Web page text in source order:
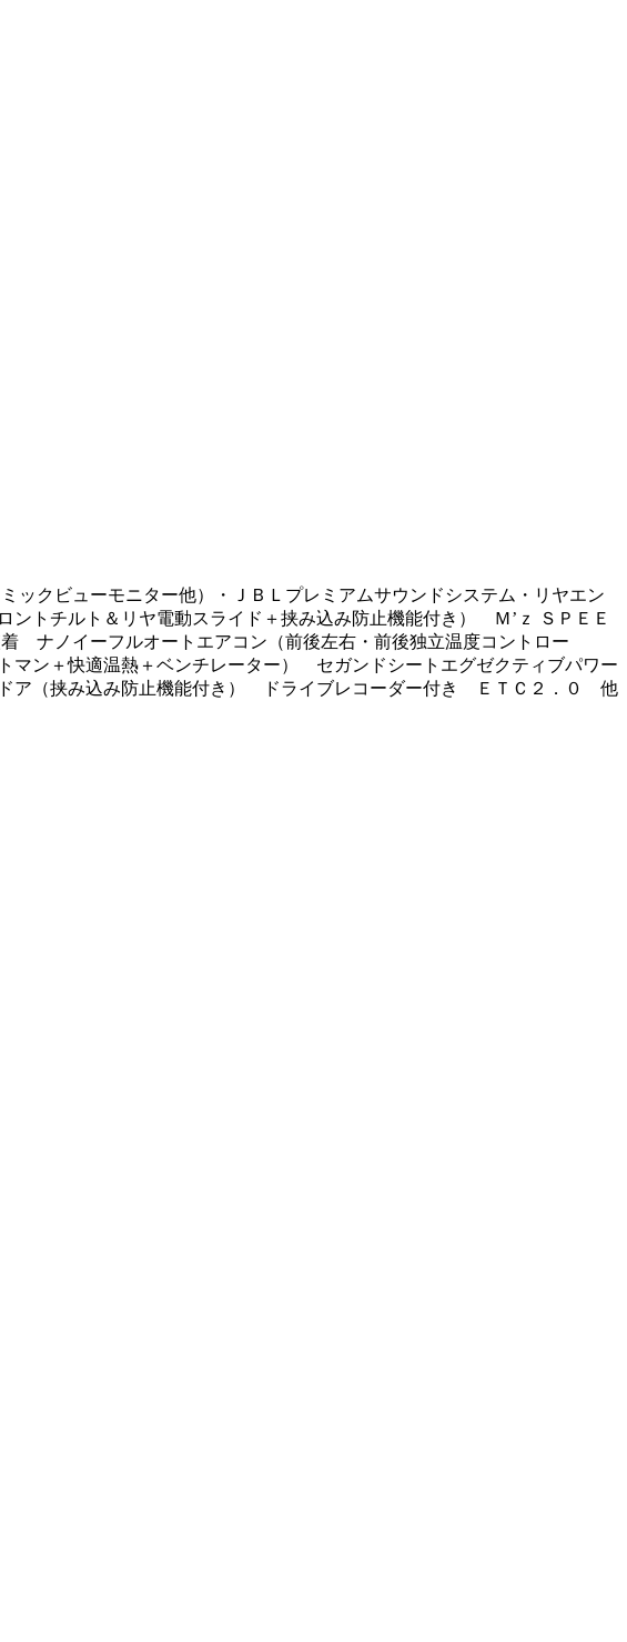
ックビューモニター他）・ＪＢＬプレミアムサウンドシステム・リヤエン
トチルト＆リヤ電動スライド＋挟み込み防止機能付き） Ｍ’ｚ ＳＰＥＥ
ナノイーフルオートエアコン（前後左右・前後独立温度コントロー
ン＋快適温熱＋ベンチレーター） セガンドシートエグゼクティブパワー
ア（挟み込み防止機能付き） ドライブレコーダー付き ＥＴＣ２．０ 他